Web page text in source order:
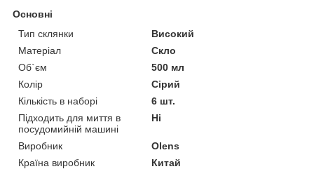
Основні
Тип склянки
Високий
Матеріал
Скло
Об`єм
500 мл
Колір
Сірий
Кількість в наборі
6 шт.
Підходить для миття в
посудомийній машині
Ні
Виробник
Olens
Країна виробник
Китай